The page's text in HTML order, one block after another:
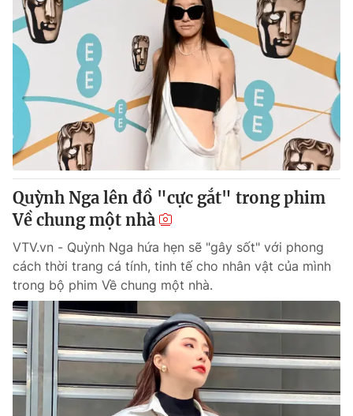
Chất lượng cuộc sống
Tuyển sinh
Học trực tuyến
Công nghệ
Hitech Công nghệ tương lai
Sản phẩm
Thị trường
Tư vấn
Giao lưu trực tuyến
Lịch phát sóng
Chuyên mục khác
Emagazine Podcast
Photo Infographic
Video Shorts video
VTV Money VTV Thể thao
VTV Sức khoẻ Bất động sản
Quỳnh Nga lên đồ "cực gắt" trong phim
Về chung một nhà
VTV.vn - Quỳnh Nga hứa hẹn sẽ "gây sốt" với phong
cách thời trang cá tính, tinh tế cho nhân vật của mình
trong bộ phim Về chung một nhà.